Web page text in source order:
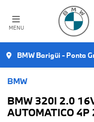
MENU
BMW Barigüi - Ponta
BMW
BMW 320I 2.0
AUTOMATICO